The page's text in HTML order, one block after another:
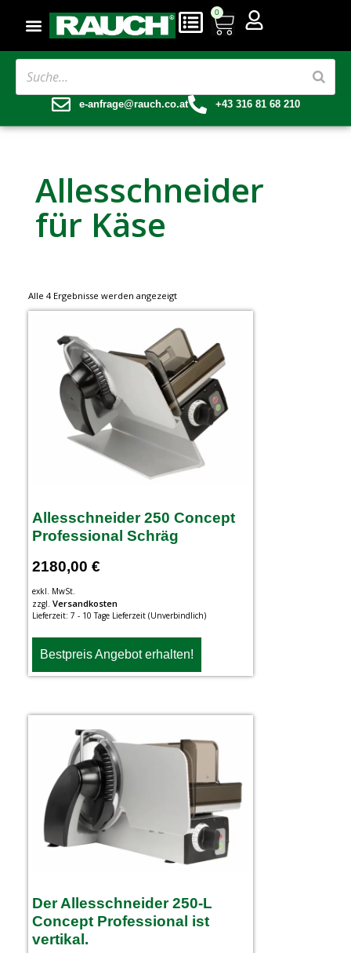
0
e-anfrage@rauch.co.at +43 316 81 68 210
Allesschneider
für Käse
Alle 4 Ergebnisse werden angezeigt
Allesschneider 250 Concept
Professional Schräg
2180,00 €
exkl. MwSt.
zzgl. Versandkosten
Lieferzeit: 7 - 10 Tage Lieferzeit (Unverbindlich)
Bestpreis Angebot erhalten!
Der Allesschneider 250-L
Concept Professional ist
vertikal.